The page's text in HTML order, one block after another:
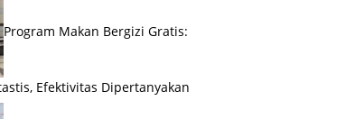
Program Makan Bergizi Gratis:
Efektivitas Dipertanyakan